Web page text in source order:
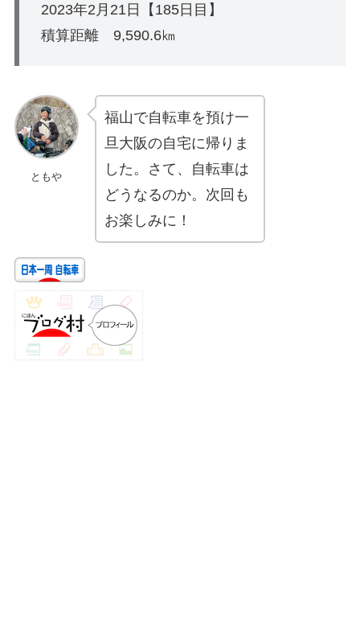
2023年2月21日【185日目】
積算距離 9,590.6㎞
ともや
福山で自転車を預け一
旦大阪の自宅に帰りま
した。さて、自転車は
どうなるのか。次回も
お楽しみに！